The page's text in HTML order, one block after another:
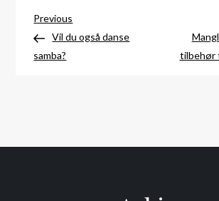
Previous
Post
Previous
Vil du også danse
samba?
tilbehør